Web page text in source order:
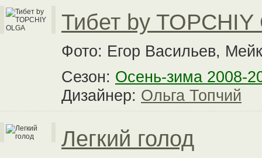
Тибет by TOPCHIY
Фото: Егор Васильев,
Сезон: Осень-зима 2008-
Дизайнер: Ольга Топчий
Легкий голод